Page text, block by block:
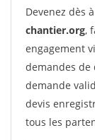
Devenez dès
chantier.org,
engagement
demandes de
demande
devis
tous les